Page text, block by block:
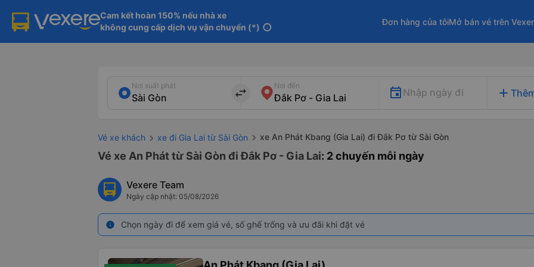
Cam kết hoàn 150% nếu nhà xe
không cung cấp dịch vụ vận chuyển (*) info
Đơn hàng của tôiMở bán vé trên
Nơi xuất phát
import_export
Nơi đến
Nhập ngày đi add
Vé xe khách xe đi Gia Lai từ Sài Gòn xe An Phát Kbang (Gia Lai) đi Đắk Pơ từ Sài Gòn
Vé xe An Phát từ Sài Gòn đi Đắk Pơ - Gia Lai: 2 chuyến mỗi ngày
Vexere Team
Ngày cập nhật: 05/08/2026
info Chọn ngày đi để xem giá vé, số ghế trống và ưu đãi khi đặt vé